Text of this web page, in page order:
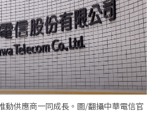
動供應商一同成長。圖/翻攝中華電信官